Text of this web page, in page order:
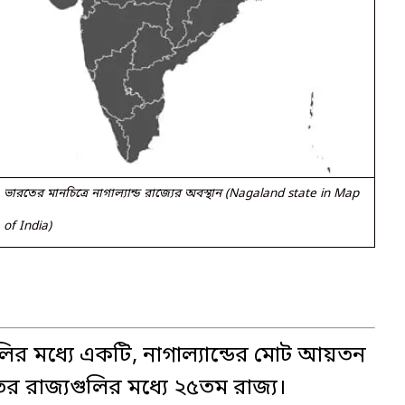
ভারতের মানচিত্রে নাগাল্যান্ড রাজ্যের অবস্থান (Nagaland state in Map
of India)
মধ্যে একটি, নাগাল্যান্ডের মোট আয়তন
রাজ্যগুলির মধ্যে ২৫তম রাজ্য।